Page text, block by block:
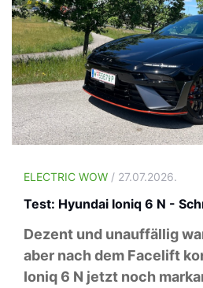
ELECTRIC WOW / 27.07.2026.
Test: Hyundai Ioniq 6 N -
Dezent und unauffällig
aber nach dem Facelift
Ioniq 6 N jetzt noch